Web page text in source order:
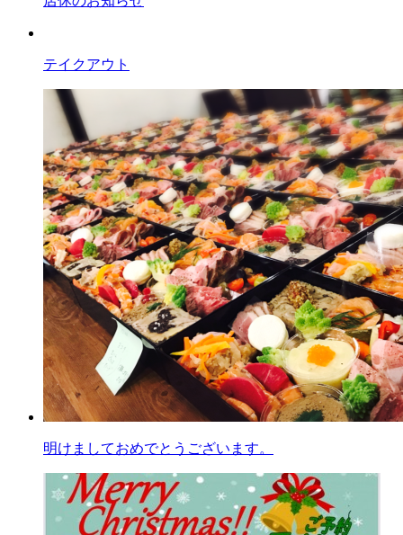
テイクアウト
明けましておめでとうございます。